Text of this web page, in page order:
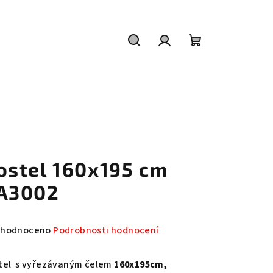
160x195 cm
Podrobnosti hodnocení
s vyřezávaným čelem 160x195cm,